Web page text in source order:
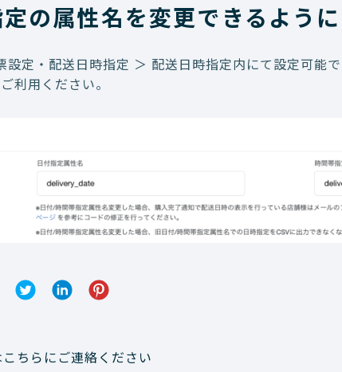
の属性名を変更できるよう
定・配送日時指定 ＞ 配送日時指定内にて設定可能で
利用ください。
ちらにご連絡ください